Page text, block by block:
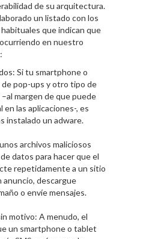
de su arquitectura.
un listado con los
que indican que
en nuestro
Si tu smartphone o
pop-ups y otro tipo de
margen de que puede
en las aplicaciones-, es
instalado un adware.
archivos maliciosos
datos para hacer que el
repetidamente a un sitio
anuncio, descargue
o envíe mensajes.
motivo: A menudo, el
un smartphone o tablet